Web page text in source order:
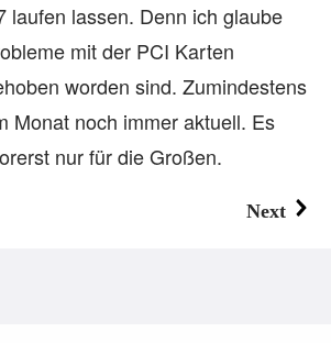
laufen lassen. Denn ich glaube
mit der PCI Karten
worden sind. Zumindestens
Monat noch immer aktuell. Es
nur für die Großen.
Next